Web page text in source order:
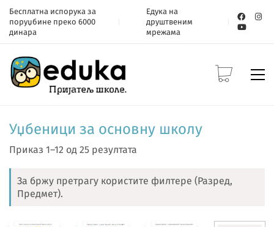
Бесплатна испорука за
поруџбине преко 6000
динара
Едука на
друштвеним
мрежама
Уџбеници за основну школу
Приказ 1–12 од 25 резултата
За бржу претрагу користите филтере (Разред,
Предмет).